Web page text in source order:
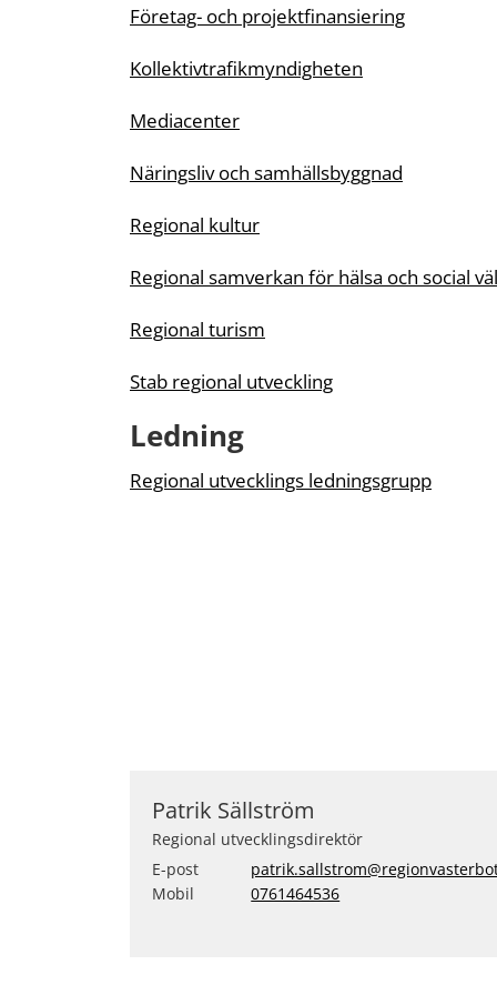
Företag- och projektfinansiering
Kollektivtrafikmyndigheten
Mediacenter
Näringsliv och samhällsbyggnad
Regional kultur
Regional samverkan för hälsa och social
Regional turism
Stab regional utveckling
Ledning
Regional utvecklings ledningsgrupp
Patrik Sällström
Regional utvecklingsdirektör
E-post
Mobil
0761464536